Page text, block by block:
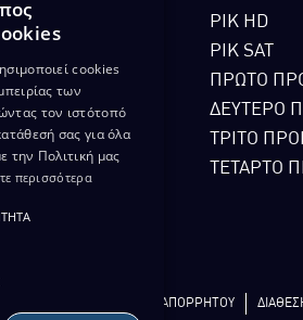
ΡΙΚ HD
ΡΙΚ SAT
ΠΡΩΤΟ
ΔΕΥΤΕΡΟ
ΤΡΙΤΟ
ΤΕΤΑΡΤΟ
ΠΟΛΙΤΙΚΗ ΑΠΟΡΡΗΤΟΥ
cookies
των
τον ιστότοπό
σας για όλα
Πολιτική μας
περισσότερα